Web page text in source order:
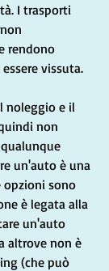
I trasporti
rendono
vissuta.
noleggio e il
non
un'auto è una
sono
è legata alla
un'auto
altrove non è
(che può